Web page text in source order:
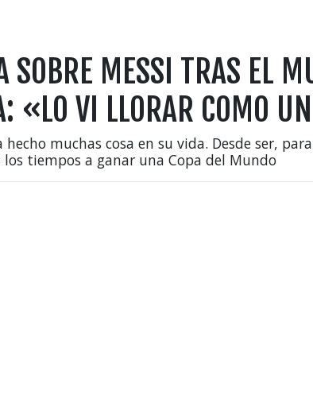
SOBRE MESSI TRAS EL
«LO VI LLORAR COMO
muchas cosa en su vida. Desde ser,
tiempos a ganar una Copa del Mundo